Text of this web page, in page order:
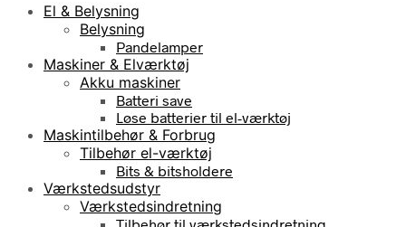
El & Belysning
Belysning
Pandelamper
Maskiner & Elværktøj
Akku maskiner
Batteri save
Løse batterier til el-værktøj
Maskintilbehør & Forbrug
Tilbehør el-værktøj
Bits & bitsholdere
Værkstedsudstyr
Værkstedsindretning
Tilbehør til værkstedsindretning